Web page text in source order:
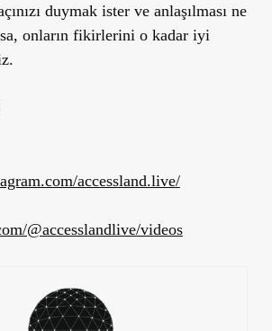
duymak ister ve anlaşılması ne
onların fikirlerini o kadar iyi
accessland.live/
@accesslandlive/videos